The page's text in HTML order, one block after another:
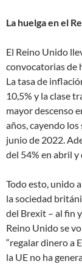
La huelga en el
El Reino Unido
convocatorias de
La tasa de
10,5% y la clase
mayor descenso
años, cayendo
junio de 2022.
del 54% en abril
Todo esto, unido
la sociedad
del Brexit – al fin
Reino Unido se
“regalar dinero a
la UE no ha